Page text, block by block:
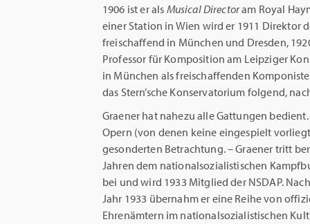
1906 ist er als Musical Directoram Royal
einer Station in Wien wird er 1911 Direktor
freischaffend in München und Dresden,
Professor für Komposition am Leipziger
in München als freischaffenden
das Stern’sche Konservatorium folgend,
Graener hat nahezu alle Gattungen
Opern (von denen keine eingespielt
gesonderten Betrachtung. ­– Graener tritt
Jahren dem nationalsozialistischen
bei und wird 1933 Mitglied der NSDAP.
Jahr 1933 übernahm er eine Reihe von
Ehrenämtern im nationalsozialistischen